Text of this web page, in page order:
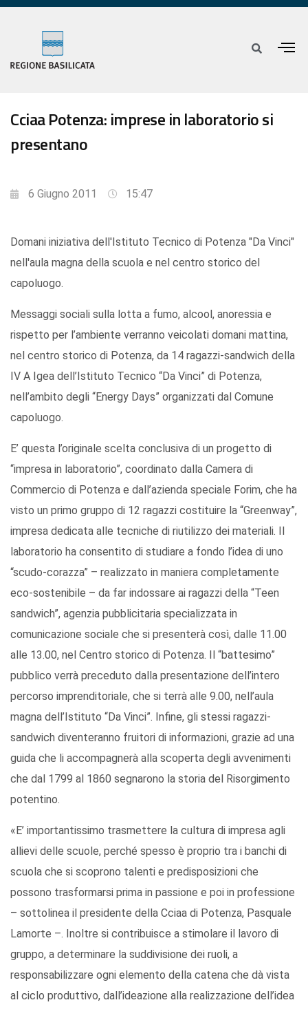
Cciaa Potenza: imprese in laboratorio si
presentano
6 Giugno 2011 15:47
Domani iniziativa dell'Istituto Tecnico di Potenza "Da Vinci"
nell'aula magna della scuola e nel centro storico del
capoluogo.
Messaggi sociali sulla lotta a fumo, alcool, anoressia e
rispetto per l’ambiente verranno veicolati domani mattina,
nel centro storico di Potenza, da 14 ragazzi-sandwich della
IV A Igea dell’Istituto Tecnico “Da Vinci” di Potenza,
nell’ambito degli “Energy Days” organizzati dal Comune
capoluogo.
E’ questa l’originale scelta conclusiva di un progetto di
“impresa in laboratorio”, coordinato dalla Camera di
Commercio di Potenza e dall’azienda speciale Forim, che ha
visto un primo gruppo di 12 ragazzi costituire la “Greenway”,
impresa dedicata alle tecniche di riutilizzo dei materiali. Il
laboratorio ha consentito di studiare a fondo l’idea di uno
“scudo-corazza” – realizzato in maniera completamente
eco-sostenibile – da far indossare ai ragazzi della “Teen
sandwich”, agenzia pubblicitaria specializzata in
comunicazione sociale che si presenterà così, dalle 11.00
alle 13.00, nel Centro storico di Potenza. Il “battesimo”
pubblico verrà preceduto dalla presentazione dell’intero
percorso imprenditoriale, che si terrà alle 9.00, nell’aula
magna dell’Istituto “Da Vinci”. Infine, gli stessi ragazzi-
sandwich diventeranno fruitori di informazioni, grazie ad una
guida che li accompagnerà alla scoperta degli avvenimenti
che dal 1799 al 1860 segnarono la storia del Risorgimento
potentino.
«E’ importantissimo trasmettere la cultura di impresa agli
allievi delle scuole, perché spesso è proprio tra i banchi di
scuola che si scoprono talenti e predisposizioni che
possono trasformarsi prima in passione e poi in professione
– sottolinea il presidente della Cciaa di Potenza, Pasquale
Lamorte –. Inoltre si contribuisce a stimolare il lavoro di
gruppo, a determinare la suddivisione dei ruoli, a
responsabilizzare ogni elemento della catena che dà vista
al ciclo produttivo, dall’ideazione alla realizzazione dell’idea